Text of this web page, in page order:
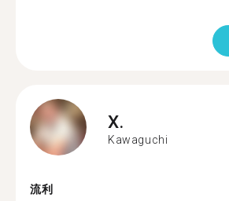
X.
Kawaguchi
流利